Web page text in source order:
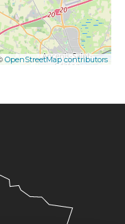
OpenStreetMap contributors